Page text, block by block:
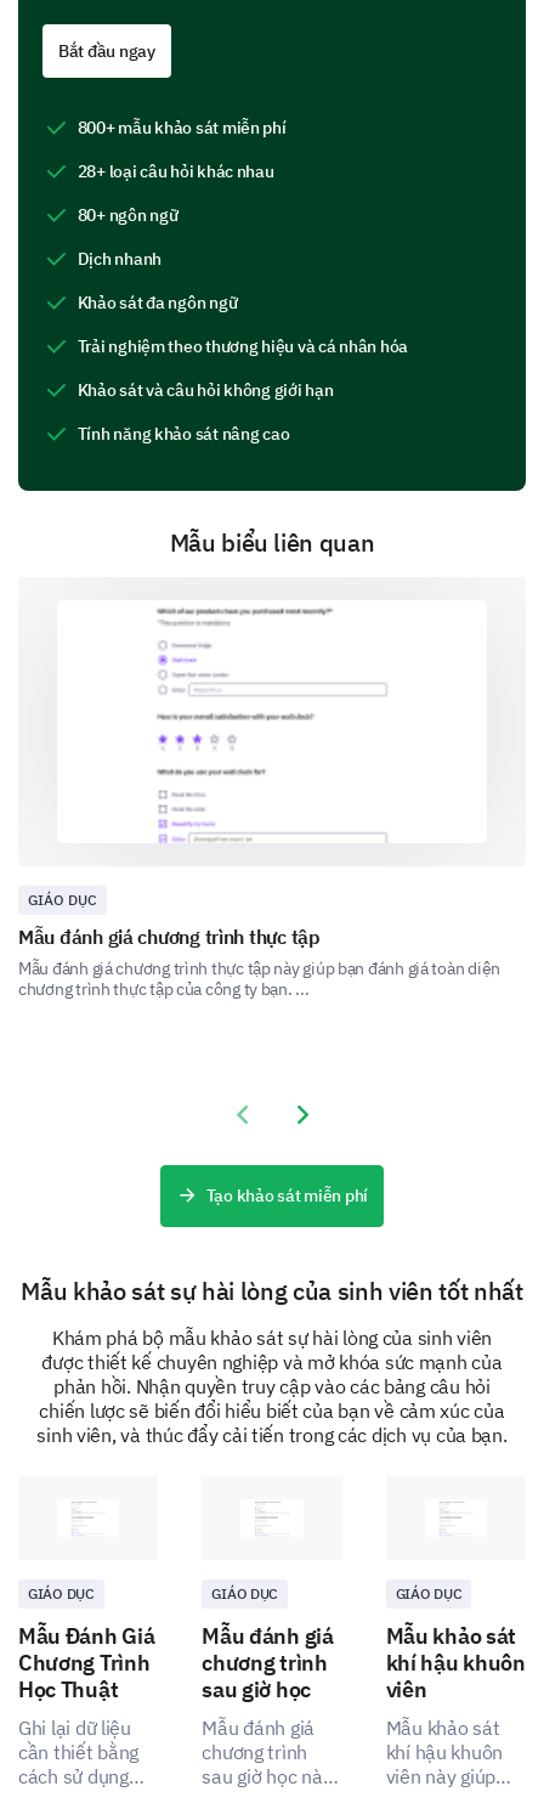
Understanding company culture
Expectations from my role
Company policy and procedures
Networking opportunities
Other (please specify)
How would you rate the presenter’s
Digging Deeper Into Your Experiences
We are keen to know more about your experience.
improvements.
Overall, the program enhanced my understanding of
The program competitive scope of duties and
Bắt đầu ngay
800+ mẫu khảo sát miễn phí
28+ loại câu hỏi khác nhau
80+ ngôn ngữ
Dịch nhanh
Khảo sát đa ngôn ngữ
Trải nghiệm theo thương hiệu và cá nhân hóa
Khảo sát và câu hỏi không giới hạn
Tính năng khảo sát nâng cao
Mẫu biểu liên quan
GIÁO DỤC
Mẫu đánh giá chương trình thực tập
Mẫu đánh giá chương trình thực tập này giúp bạn đánh giá toàn diện
chương trình thực tập của công ty bạn. ...
Previous slide
Next slide
Tạo khảo sát miễn phí
Mẫu khảo sát sự hài lòng của sinh viên tốt nhất
Khám phá bộ mẫu khảo sát sự hài lòng của sinh viên
được thiết kế chuyên nghiệp và mở khóa sức mạnh của
phản hồi. Nhận quyền truy cập vào các bảng câu hỏi
chiến lược sẽ biến đổi hiểu biết của bạn về cảm xúc của
sinh viên, và thúc đẩy cải tiến trong các dịch vụ của bạn.
GIÁO DỤC
Mẫu Đánh Giá
Chương Trình
Học Thuật
Ghi lại dữ liệu
cần thiết bằng
cách sử dụng
GIÁO DỤC
Mẫu đánh giá
chương trình
sau giờ học
Mẫu đánh giá
chương trình
sau giờ học này
GIÁO DỤC
Mẫu khảo sát
khí hậu khuôn
viên
Mẫu khảo sát
khí hậu khuôn
viên này giúp